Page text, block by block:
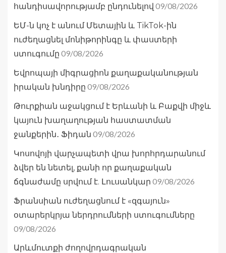
հանդիսավորությամբ ընդունելով 09/08/2026
ԵՄ-ն կոչ է անում Մետային և TikTok-ին
ուժեղացնել մոնիթորինգը և փաստերի
ստուգումը 09/08/2026
Եվրոպայի միգրացիոն քաղաքականության
իրական խնդիրը 09/08/2026
Թուրքիան աջակցում է Երևանի և Բաքվի միջև
կայուն խաղաղության հաստատման
ջանքերին․ Ֆիդան 09/08/2026
Կոսովոյի վարչապետի վրա խորհրդարանում
ձվեր են նետել, քանի որ քաղաքական
ճգնաժամը սրվում է. Լուսանկար 09/08/2026
Ֆրանսիան ուժեղացնում է «զգայուն»
օտարերկրյա ներդրումների ստուգումները
09/08/2026
Արևմուտքի ժողովրդագրական